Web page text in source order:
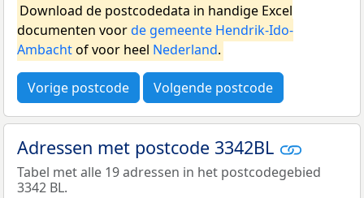
Download de postcodedata in handige Excel
documenten voorde gemeente Hendrik-Ido-
Ambachtof voor heel Nederland.
Vorige postcode Volgende postcode
Adressen met postcode 3342BL
Tabel met alle 19 adressen in het postcodegebied
3342 BL.